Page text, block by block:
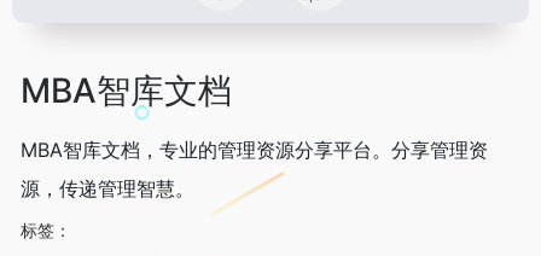
MBA智库文档
MBA智库文档，专业的管理资源分享平台。分享管理资
源，传递管理智慧。
标签：